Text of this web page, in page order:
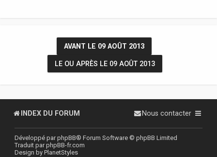
AVANT LE 09 AOÛT 2013
LE OU APRÈS LE 09 AOÛT 2013
INDEX DU FORUM Nous contacter
Développé parphpBB® Forum Software © phpBB Limited
Traduit parphpBB-fr.com
Design by PlanetStyles